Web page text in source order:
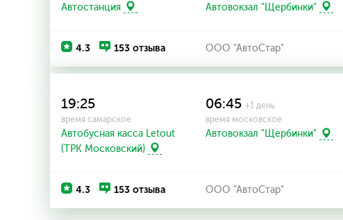
Автостанция Автовокзал "Щербинки"
4.3 153 отзыва ООО "АвтоСтар"
19:25
время самарское
Автобусная касса Letout
(ТРК Московский)
06:45 +1 день
время московское
Автовокзал "Щербинки"
4.3 153 отзыва ООО "АвтоСтар"